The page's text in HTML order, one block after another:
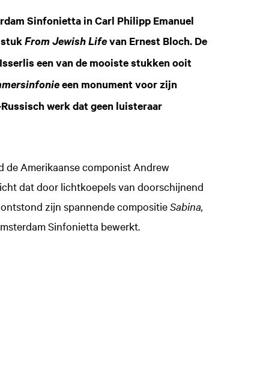
Sinfonietta in Carl Philipp Emanuel
From Jewish Lifevan Ernest Bloch. De
een van de mooiste stukken ooit
een monument voor zijn
werk dat geen luisteraar
de Amerikaanse componist Andrew
dat door lichtkoepels van doorschijnend
zijn spannende compositieSabina,
Sinfonietta bewerkt.